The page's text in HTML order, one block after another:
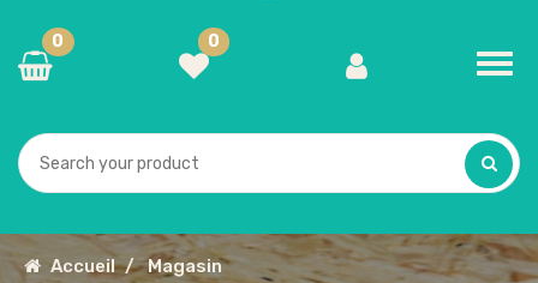
0
0
Accueil
Magasin